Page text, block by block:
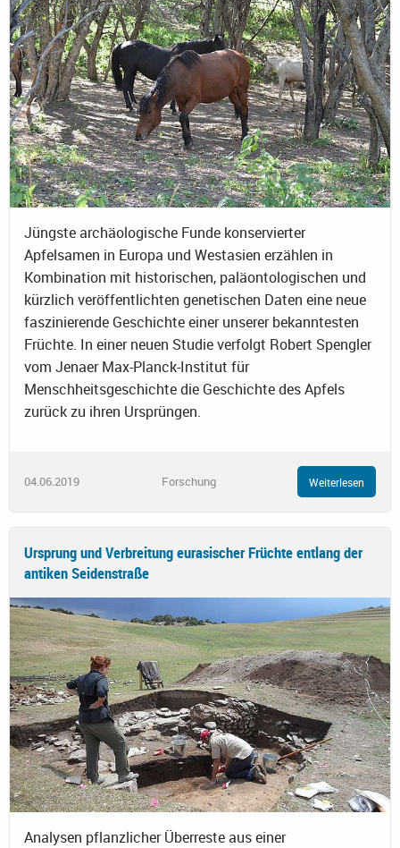
Jüngste archäologische Funde konservierter
Apfelsamen in Europa und Westasien erzählen in
Kombination mit historischen, paläontologischen und
kürzlich veröffentlichten genetischen Daten eine neue
faszinierende Geschichte einer unserer bekanntesten
Früchte. In einer neuen Studie verfolgt Robert Spengler
vom Jenaer Max-Planck-Institut für
Menschheitsgeschichte die Geschichte des Apfels
zurück zu ihren Ursprüngen.
04.06.2019 Forschung Weiterlesen
Ursprung und Verbreitung eurasischer Früchte entlang der
antiken Seidenstraße
Analysen pflanzlicher Überreste aus einer